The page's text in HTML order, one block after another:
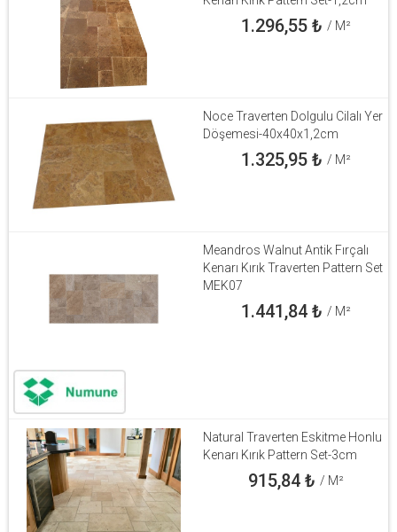
1.296,55₺ / M²
Noce Traverten Dolgulu Cilalı Yer
Döşemesi-40x40x1,2cm
1.325,95₺ / M²
Meandros Walnut Antik Fırçalı
Kenarı Kırık Traverten Pattern Set
MEK07
1.441,84₺ / M²
Natural Traverten Eskitme Honlu
Kenarı Kırık Pattern Set-3cm
915,84₺ / M²